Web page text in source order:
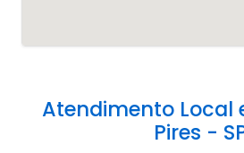
Atendimento Local
Pires -